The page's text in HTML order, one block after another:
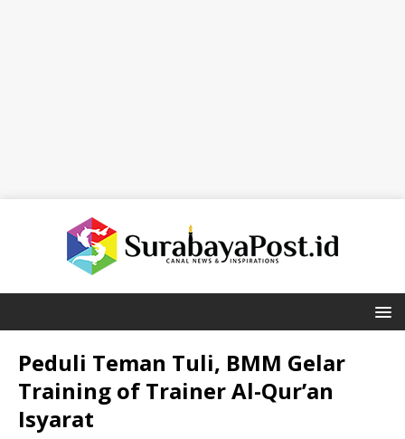
Peduli Teman Tuli, BMM Gelar
Training of Trainer Al-Qur’an
Isyarat